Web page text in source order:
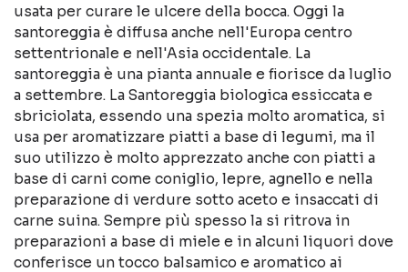
usata per curare le ulcere della bocca. Oggi la
santoreggia è diffusa anche nell'Europa centro
settentrionale e nell'Asia occidentale. La
santoreggia è una pianta annuale e fiorisce da luglio
a settembre. La Santoreggia biologica essiccata e
sbriciolata, essendo una spezia molto aromatica, si
usa per aromatizzare piatti a base di legumi, ma il
suo utilizzo è molto apprezzato anche con piatti a
base di carni come coniglio, lepre, agnello e nella
preparazione di verdure sotto aceto e insaccati di
carne suina. Sempre più spesso la si ritrova in
preparazioni a base di miele e in alcuni liquori dove
conferisce un tocco balsamico e aromatico ai